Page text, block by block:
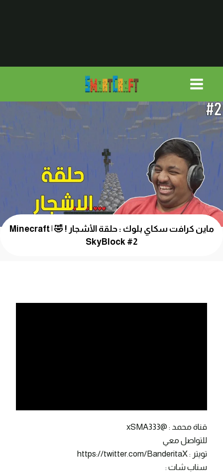
ماين كرافت سكاي بلوك : حلقة الأشجار ! 🤣 | Minecraft
SkyBlock #2
قناة محمد : @xSMA333
للتواصل معي
تويتر : https://twitter.com/BanderitaX
سناب شات :